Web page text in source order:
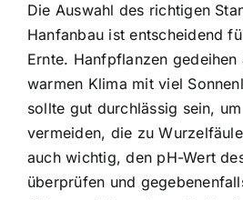
Die Auswahl des richtigen
Hanfanbau ist entscheidend
Ernte. Hanfpflanzen gedeihen
warmen Klima mit viel
sollte gut durchlässig sein,
vermeiden, die zu
auch wichtig, den pH-Wert
überprüfen und